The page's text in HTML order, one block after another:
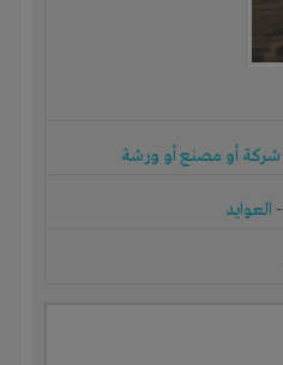
شركة أو مصنع أو ورشة
- العوايد